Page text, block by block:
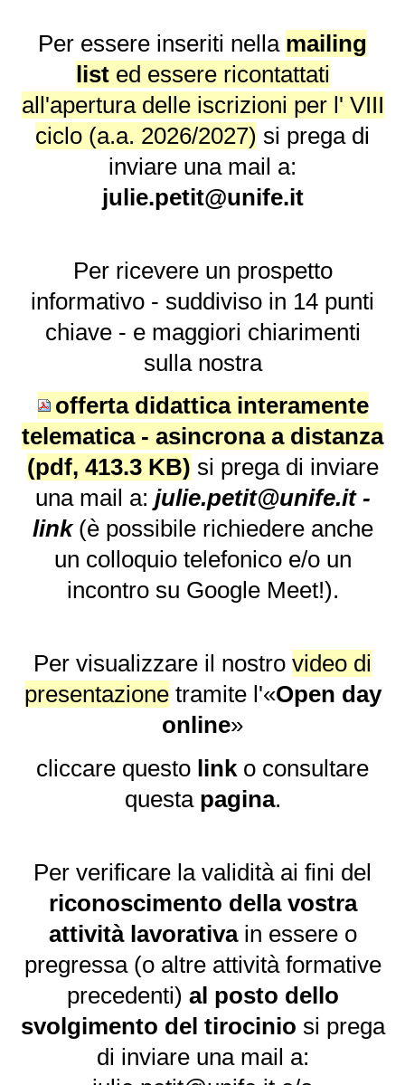
Per essere inseriti nella mailing
listed essere ricontattati
all'apertura delle iscrizioni per l' VIII
ciclo (a.a. 2026/2027) si prega di
inviare una mail a:
julie.petit@unife.it
Per ricevere un prospetto
informativo - suddiviso in 14 punti
chiave- e maggiori chiarimenti
sulla nostra
offerta didattica interamente
telematica - asincrona a distanza
si prega di inviare
una mail a: julie.petit@unife.it -
link(è possibile richiedere anche
un colloquio telefonico e/o un
incontro su Google Meet!).
Per visualizzare il nostro video di
presentazionetramite l'«Open day
online»
cliccare questo link o consultare
questa pagina.
Per verificare la validità ai fini del
riconoscimento della vostra
attività lavorativain essere o
pregressa (o altre attività formative
precedenti) al posto dello
svolgimento del tirocinio si prega
di inviare una mail a: